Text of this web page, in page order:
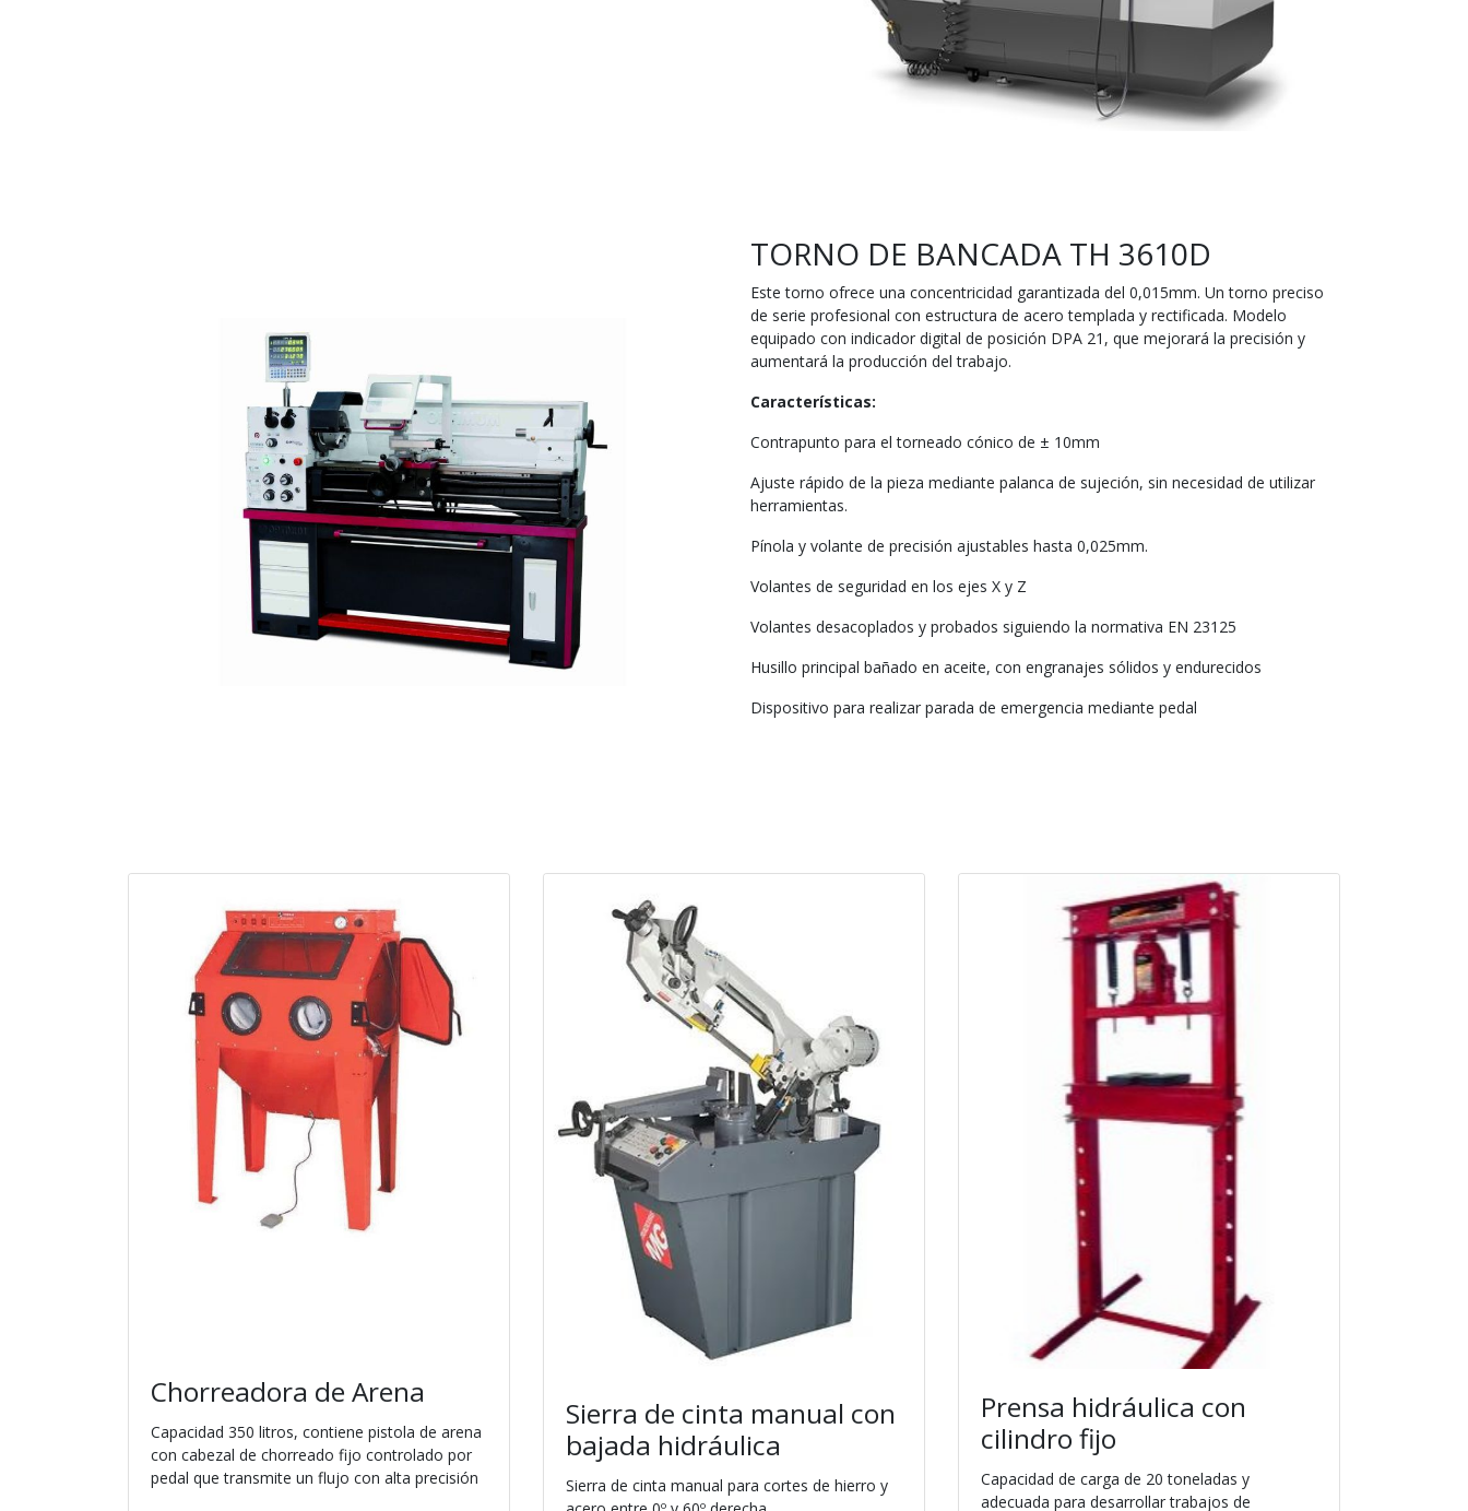
TORNO DE BANCADA TH 3610D
Este torno ofrece una concentricidad garantizada del 0,015mm. Un torno preciso
de serie profesional con estructura de acero templada y rectificada. Modelo
equipado con indicador digital de posición DPA 21, que mejorará la precisión y
aumentará la producción del trabajo.
Características:
Contrapunto para el torneado cónico de ± 10mm
Ajuste rápido de la pieza mediante palanca de sujeción, sin necesidad de utilizar
herramientas.
Pínola y volante de precisión ajustables hasta 0,025mm.
Volantes de seguridad en los ejes X y Z
Volantes desacoplados y probados siguiendo la normativa EN 23125
Husillo principal bañado en aceite, con engranajes sólidos y endurecidos
Dispositivo para realizar parada de emergencia mediante pedal
Chorreadora de Arena
Capacidad 350 litros, contiene pistola de arena
con cabezal de chorreado fijo controlado por
pedal que transmite un flujo con alta precisión
Sierra de cinta manual con
bajada hidráulica
Sierra de cinta manual para cortes de hierro y
Prensa hidráulica con
cilindro fijo
Capacidad de carga de 20 toneladas y
adecuada para desarrollar trabajos de